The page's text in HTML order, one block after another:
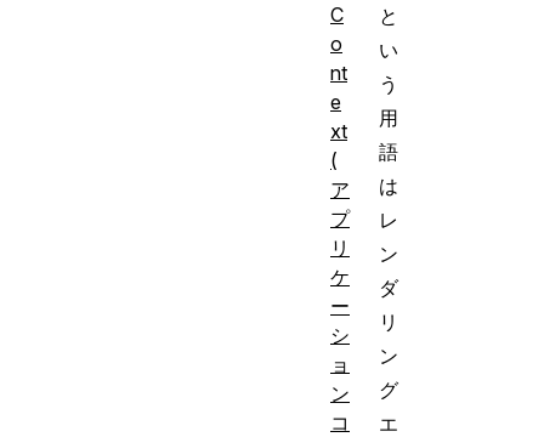
と
い
う
用
語
は
レ
ン
ダ
リ
ン
グ
エ
C
o
nt
e
xt
(
ア
プ
リ
ケ
ー
シ
ョ
ン
コ